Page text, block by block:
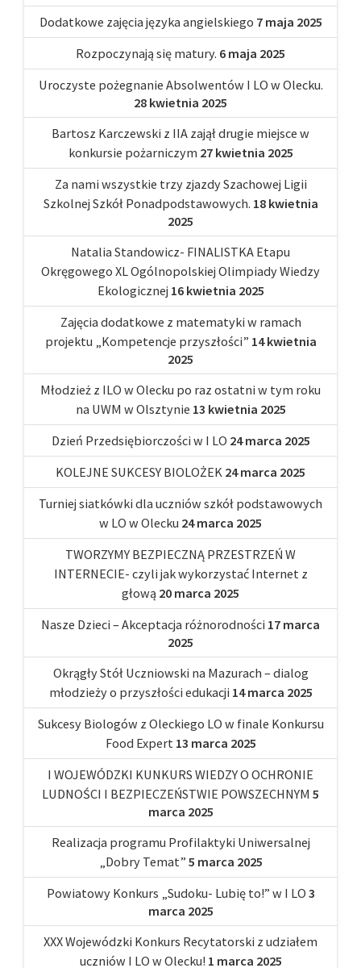
Dodatkowe zajęcia języka angielskiego 7 maja 2025
Rozpoczynają się matury. 6 maja 2025
Uroczyste pożegnanie Absolwentów I LO w Olecku.
28 kwietnia 2025
Bartosz Karczewski z IIA zajął drugie miejsce w
konkursie pożarniczym 27 kwietnia 2025
Za nami wszystkie trzy zjazdy Szachowej Ligii
Szkolnej Szkół Ponadpodstawowych. 18 kwietnia
2025
Natalia Standowicz- FINALISTKA Etapu
Okręgowego XL Ogólnopolskiej Olimpiady Wiedzy
Ekologicznej 16 kwietnia 2025
Zajęcia dodatkowe z matematyki w ramach
projektu „Kompetencje przyszłości” 14 kwietnia
2025
Młodzież z ILO w Olecku po raz ostatni w tym roku
na UWM w Olsztynie 13 kwietnia 2025
Dzień Przedsiębiorczości w I LO 24 marca 2025
KOLEJNE SUKCESY BIOLOŻEK 24 marca 2025
Turniej siatkówki dla uczniów szkół podstawowych
w LO w Olecku 24 marca 2025
TWORZYMY BEZPIECZNĄ PRZESTRZEŃ W
INTERNECIE- czyli jak wykorzystać Internet z
głową 20 marca 2025
Nasze Dzieci – Akceptacja różnorodności 17 marca
2025
Okrągły Stół Uczniowski na Mazurach – dialog
młodzieży o przyszłości edukacji 14 marca 2025
Sukcesy Biologów z Oleckiego LO w finale Konkursu
Food Expert 13 marca 2025
I WOJEWÓDZKI KUNKURS WIEDZY O OCHRONIE
LUDNOŚCI I BEZPIECZEŃSTWIE POWSZECHNYM 5
marca 2025
Realizacja programu Profilaktyki Uniwersalnej
„Dobry Temat” 5 marca 2025
Powiatowy Konkurs „Sudoku- Lubię to!” w I LO 3
marca 2025
XXX Wojewódzki Konkurs Recytatorski z udziałem
uczniów I LO w Olecku! 1 marca 2025